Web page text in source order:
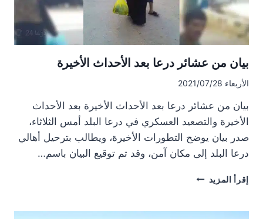
بيان من عشائر درعا بعد الأحداث الأخيرة
الأربعاء 2021/07/28
بيان من عشائر درعا بعد الأحداث الأخيرة بعد الأحداث
الأخيرة والتصعيد العسكري في درعا البلد أمس الثلاثاء،
صدر بيان يوضح التطورات الأخيرة، ويطالب بترحيل أهالي
درعا البلد إلى مكان آمن، وقد تم توقيع البيان باسم…
إقرأ المزيد بيان
درعا